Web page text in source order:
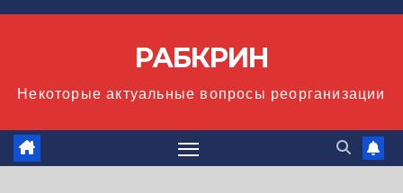
Перейти
РАБКРИН
Некоторые актуальные вопросы реорганизации